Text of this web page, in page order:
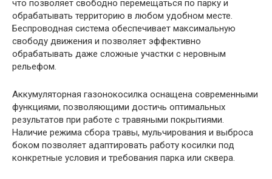
что позволяет свободно перемещаться по парку и
обрабатывать территорию в любом удобном месте.
Беспроводная система обеспечивает максимальную
свободу движения и позволяет эффективно
обрабатывать даже сложные участки с неровным
рельефом.
Аккумуляторная газонокосилка оснащена современными
функциями, позволяющими достичь оптимальных
результатов при работе с травяными покрытиями.
Наличие режима сбора травы, мульчирования и выброса
боком позволяет адаптировать работу косилки под
конкретные условия и требования парка или сквера.